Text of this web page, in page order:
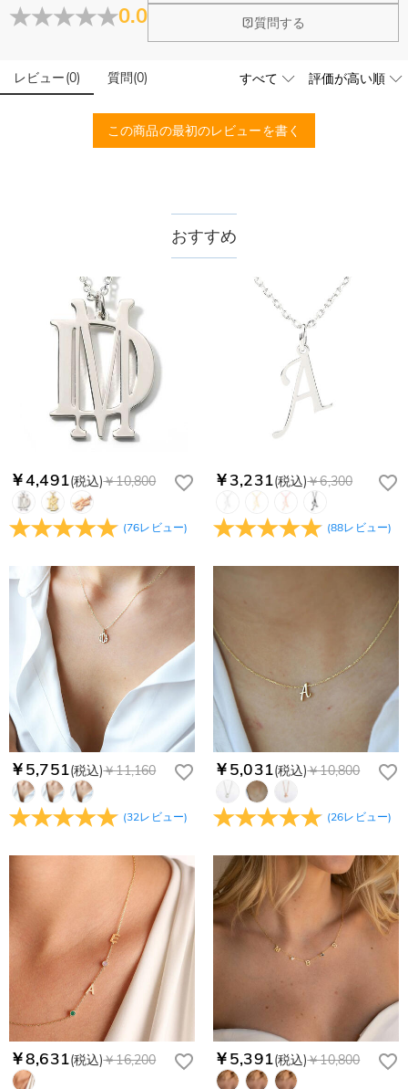
0.0 質問する
レビュー(0) 質問(0)
この商品の最初のレビューを書く
店頭や実店舗とかありますか？
店舗に費やす家賃や保険、人的労力等のコストを節約して、商
営しております。
輝きと高い硬度を誇る最高級品質グレード5Aのキューピッド
ジルコニアを使用しており、その中でも専門の職人によるカッ
トを施し、最上級位のスーパーキュービックジルコニアとなり
こちらの商品を身に付けると、肌が緑色に変色しま
いいえ、肌を緑色に変色させたのは真鍮や銅が含まれた製品で
送料は配送方法によって異なります。通常配送は送料が1,620
円で、11,700円以上で無料になります。速達配送は送料が
4,680円になります。ご注文金額が25,200以上なら速達配送も
無料となります。（一部離島や遠方へご発送の場合、中継料が
別途加算されます。）
注文した商品はいつ届きますか？
認してから制作となります。大量生産品ではなく、一つ一つ手
でお作りしており、予定作業時間は商品ページに記載しており
ます。そしてご購入の際にお選び頂いた「配送方法」の選択に
よって、お届け日数が異なります。詳細は
配送について
確認ください。.
商品に納品書などの明細書は同梱されますか？
ご注文の納品書・領収書といった明細書は商品に同梱しており
ません。領収書発行をご希望の場合は、ご注文明細をメールに
てご確認ください。
商品を海外へ直接発送することは可能でしょうか。
はい、対応可能です。海外配送をご希望の場合は、カスタマー
サポートまで詳しい海外配送先情報をお送りください。配送先
の国・地域によって送料が異なります。また、海外配送の際は
受取人様に関税が発生する場合がございます。
返品・交換はできますか？
お客様が商品受け取り後、60日以内の未使用品の返品は可能で
す。受注生産品のため、返品は50%の返品手数料(材料費)が発
生致します。詳細は
キャンセル/返品について
さい。.
注文＆支払いについて
注文後に注文の内容を変更できますか？
もし注文確認メールをご確認後、注文内容に間違いでもありま
したら、至急カスタマーサポート【Eメール：
service@drawelry.jp】までご連絡ください。ご連絡頂く時に注
文番号もお送りください。
Drawelryからのメールが届きません。
Drawelryからのメールが届いていない場合、次の可能性が考え
られます。原因①迷惑メールフォルダに移動されている。解決
迷惑メールでないよう操作して、service@drawelry.jp からの
メールが正しく届くように、迷惑メールフィルターの設定を変
更してください。原因②通信状態などによりメールの到着が遅
れている。解決策：数時間たっても届かない場合は、今後お送
りするメールも遅れる可能性がありますので、別のメールアド
レスからお名前とご住所を記載したメールを
service@drawelry.jp へ送信してください。原因③メールアド
レスの入力に誤りがある。解決策：お名前とご住所を記載した
メールを service@drawelry.jp へ送信してください。
支払方法は何がありますか？
Paypal、ApplePay、GooglePayからお選びいただけます。
コンビニ前払いのお支払い期限はいつまででしょう
か
コンビニ前払いのお支払い期限はご注文から 6 日間となりま
す。
支払い情報は保護されますか？
お支払い情報は高度なセキュリティで保護されております。お
客様のお支払い情報は当社のサーバーに一切保存されません。
Paypal又はクレジットカート発行会社によって処理されます。
個人情報は保護されますか？
当社では、個人情報保護を目的としたコンプライアンスに則
り、プライバシーポリシーを定めています。お客様に安心かつ
安全にご利用いただけるよう最善の注意を払い、個人情報を厳
確認ください
おすすめ
￥4,491(税込)￥10,800
(76レビュー)
￥3,231(税込)￥6,300
(88レビュー)
￥5,751(税込)￥11,160
(32レビュー)
￥5,031(税込)￥10,800
(26レビュー)
￥8,631(税込)￥16,200 ￥5,391(税込)￥10,800